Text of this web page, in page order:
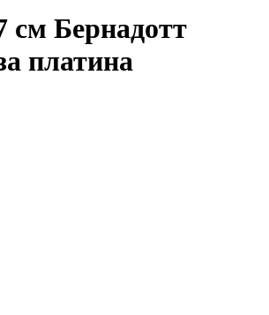
см Бернадотт
платина